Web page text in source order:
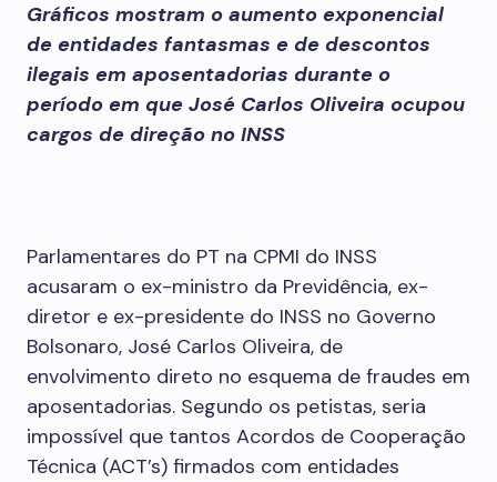
Gráficos mostram o aumento exponencial
de entidades fantasmas e de descontos
ilegais em aposentadorias durante o
período em que José Carlos Oliveira ocupou
cargos de direção no INSS
Parlamentares do PT na CPMI do INSS
acusaram o ex-ministro da Previdência, ex-
diretor e ex-presidente do INSS no Governo
Bolsonaro, José Carlos Oliveira, de
envolvimento direto no esquema de fraudes em
aposentadorias. Segundo os petistas, seria
impossível que tantos Acordos de Cooperação
Técnica (ACT’s) firmados com entidades